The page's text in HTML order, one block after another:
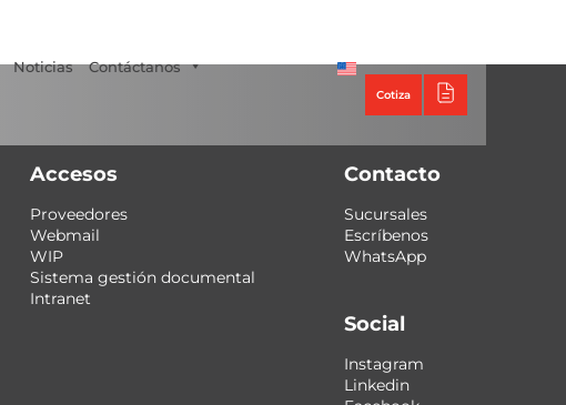
Noticias Contáctanos
Cotiza
Accesos
Proveedores
Webmail
WIP
Sistema gestión documental
Intranet
Contacto
Sucursales
Escríbenos
WhatsApp
Social
Instagram
Linkedin